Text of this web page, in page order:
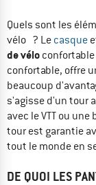
Quels sont les
vélo ? Le casque
de vélo
confortable, offre
beaucoup
s'agisse d'un tour
avec le VTT ou
tour est garantie
tout le monde en
DE QUOI LES